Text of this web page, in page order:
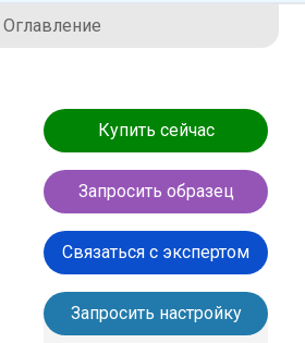
Оглавление
Купить сейчас
Запросить образец
Связаться с экспертом
Запросить настройку